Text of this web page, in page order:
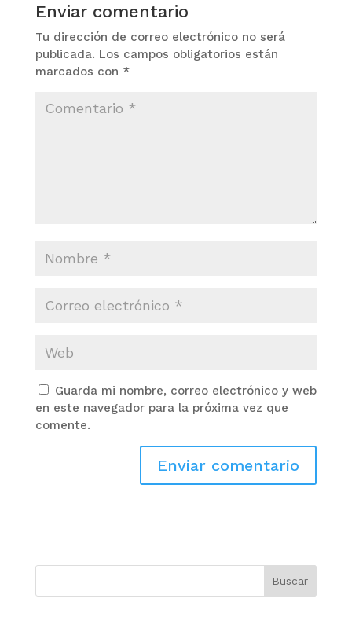
Enviar comentario
Tu dirección de correo electrónico no será
publicada. Los campos obligatorios están
marcados con *
Guarda mi nombre, correo electrónico y web
en este navegador para la próxima vez que
comente.